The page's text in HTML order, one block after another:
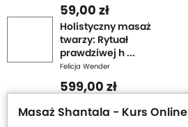
59,00 zł
Holistyczny masaż
twarzy: Rytuał
prawdziwej h ...
Felicja Wender
599,00 zł
Masaż Shantala - Kurs Online